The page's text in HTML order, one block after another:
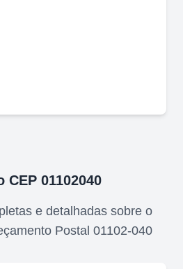
CEP 01102040
e detalhadas sobre o
Postal 01102-040